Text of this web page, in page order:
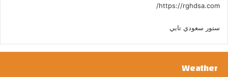
https://rghdsa.com/
ستور سعودي تابي
Weather